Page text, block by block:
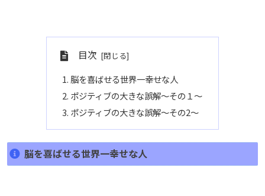
目次
脳を喜ばせる世界一幸せな人
ポジティブの大きな誤解～その１～
ポジティブの大きな誤解～その2～
脳を喜ばせる世界一幸せな人